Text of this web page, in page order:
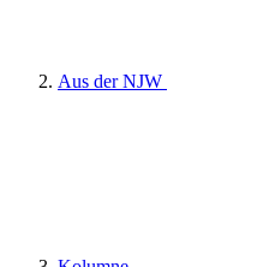
Aus der NJW